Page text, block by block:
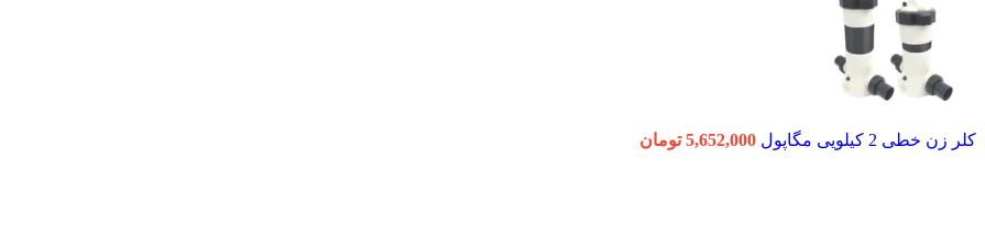
کلر زن خطی 2 کیلویی مگاپول 5,652,000 تومان